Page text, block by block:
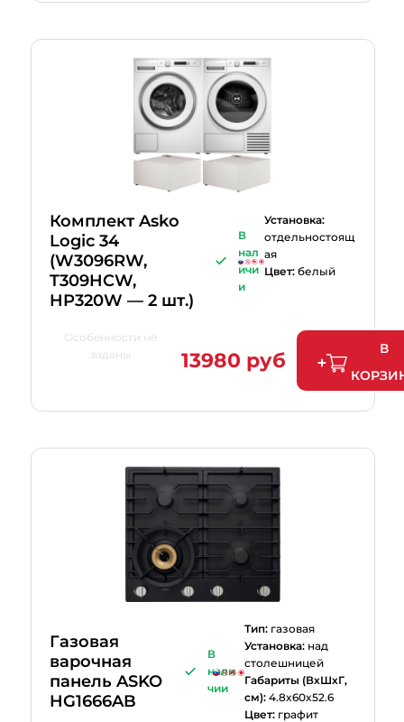
Комплект Asko
Logic 34
(W3096RW,
T309HCW,
HP320W — 2 шт.)
В
нал
ичи
и
Установка:
отдельностоящ
ая
Цвет:белый
Особенности не
заданы
13980 руб
В
Газовая
варочная
панель ASKO
HG1666AB
В
нали
чии
Тип: газовая
Установка: над
столешницей
Габариты (ВхШхГ,
см):4.8x60x52.6
Цвет: графит